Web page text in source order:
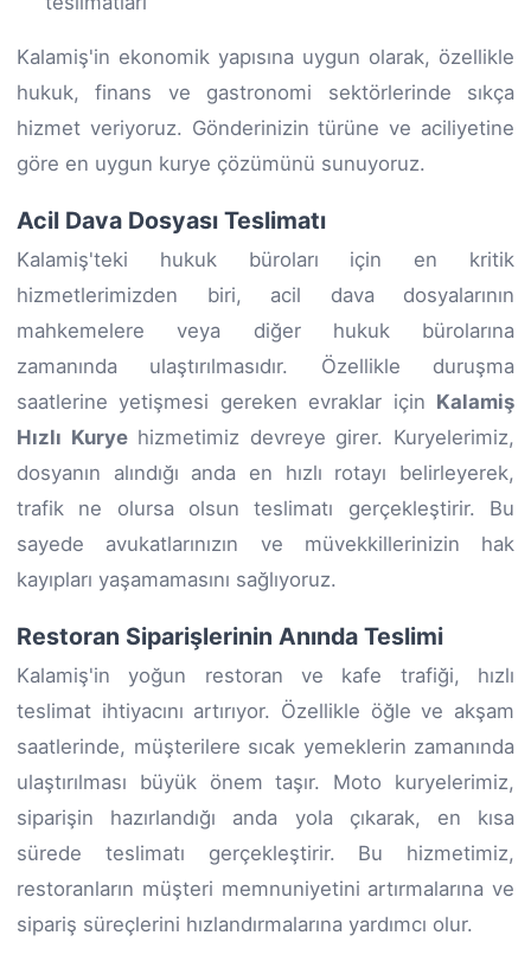
Kalamiş'in ekonomik yapısına uygun olarak, özellikle
hukuk, finans ve gastronomi sektörlerinde sıkça
hizmet veriyoruz. Gönderinizin türüne ve aciliyetine
göre en uygun kurye çözümünü sunuyoruz.
Acil Dava Dosyası Teslimatı
Kalamiş'teki hukuk büroları için en kritik
hizmetlerimizden biri, acil dava dosyalarının
mahkemelere veya diğer hukuk bürolarına
zamanında ulaştırılmasıdır. Özellikle duruşma
saatlerine yetişmesi gereken evraklar için Kalamiş
Hızlı Kuryehizmetimiz devreye girer. Kuryelerimiz,
dosyanın alındığı anda en hızlı rotayı belirleyerek,
trafik ne olursa olsun teslimatı gerçekleştirir. Bu
sayede avukatlarınızın ve müvekkillerinizin hak
kayıpları yaşamamasını sağlıyoruz.
Restoran Siparişlerinin Anında Teslimi
Kalamiş'in yoğun restoran ve kafe trafiği, hızlı
teslimat ihtiyacını artırıyor. Özellikle öğle ve akşam
saatlerinde, müşterilere sıcak yemeklerin zamanında
ulaştırılması büyük önem taşır. Moto kuryelerimiz,
siparişin hazırlandığı anda yola çıkarak, en kısa
sürede teslimatı gerçekleştirir. Bu hizmetimiz,
restoranların müşteri memnuniyetini artırmalarına ve
sipariş süreçlerini hızlandırmalarına yardımcı olur.